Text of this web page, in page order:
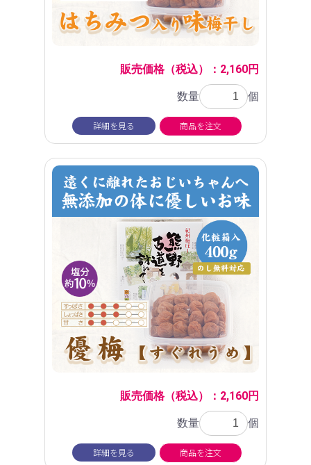
販売価格（税込）：2,160円
数量 個
詳細を見る 商品を注文
販売価格（税込）：2,160円
数量 個
詳細を見る 商品を注文